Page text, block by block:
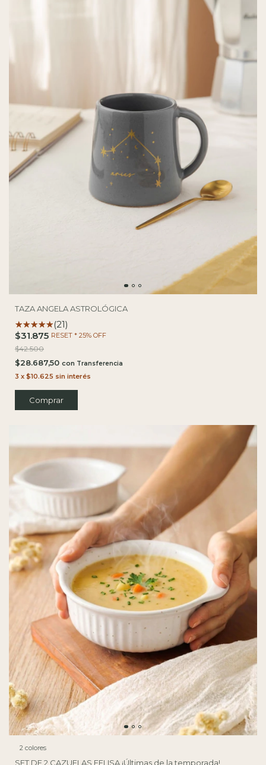
TAZA ANGELA ASTROLÓGICA
(21)
$31.875 RESET * 25% OFF
$42.500
$28.687,50 con
3 x $10.625 sin interés
Comprar
2 colores
SET DE 2 CAZUELAS FELISA ¡Últimas de la temporada!